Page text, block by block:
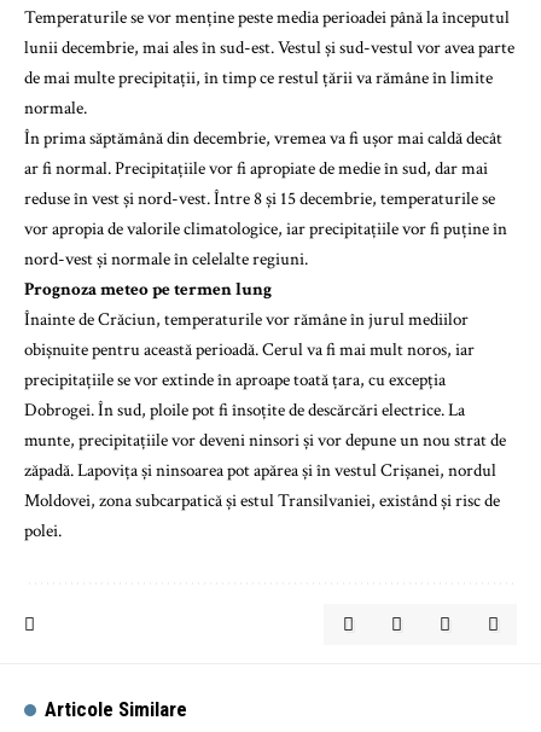
Temperaturile se vor menține peste media perioadei până la începutul
lunii decembrie, mai ales în sud-est. Vestul și sud-vestul vor avea parte
de mai multe precipitații, în timp ce restul țării va rămâne în limite
normale.
În prima săptămână din decembrie, vremea va fi ușor mai caldă decât
ar fi normal. Precipitațiile vor fi apropiate de medie în sud, dar mai
reduse în vest și nord-vest. Între 8 și 15 decembrie, temperaturile se
vor apropia de valorile climatologice, iar precipitațiile vor fi puține în
nord-vest și normale în celelalte regiuni.
Prognoza meteo pe termen lung
Înainte de Crăciun, temperaturile vor rămâne în jurul mediilor
obișnuite pentru această perioadă. Cerul va fi mai mult noros, iar
precipitațiile se vor extinde în aproape toată țara, cu excepția
Dobrogei. În sud, ploile pot fi însoțite de descărcări electrice. La
munte, precipitațiile vor deveni ninsori și vor depune un nou strat de
zăpadă. Lapovița și ninsoarea pot apărea și în vestul Crișanei, nordul
Moldovei, zona subcarpatică și estul Transilvaniei, existând și risc de
polei.
Articole Similare